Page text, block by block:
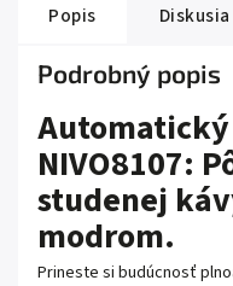
Popis Diskusia
Podrobný popis
Automatický
NIVO8107:
studenej
modrom.
Prineste si budúcnosť